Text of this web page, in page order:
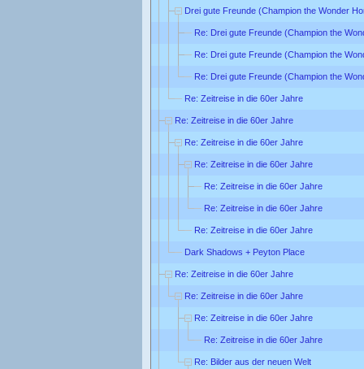
Drei gute Freunde (Champion the Wonder
Re: Drei gute Freunde (Champion the
Re: Drei gute Freunde (Champion the
Re: Drei gute Freunde (Champion the
Re: Zeitreise in die 60er Jahre
Re: Zeitreise in die 60er Jahre
Re: Zeitreise in die 60er Jahre
Re: Zeitreise in die 60er Jahre
Re: Zeitreise in die 60er Jahre
Re: Zeitreise in die 60er Jahre
Re: Zeitreise in die 60er Jahre
Dark Shadows + Peyton Place
Re: Zeitreise in die 60er Jahre
Re: Zeitreise in die 60er Jahre
Re: Zeitreise in die 60er Jahre
Re: Zeitreise in die 60er Jahre
Re: Bilder aus der neuen Welt